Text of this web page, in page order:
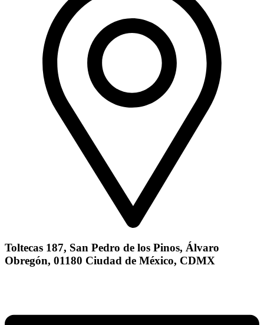
Toltecas 187, San Pedro de los Pinos, Álvaro
Obregón, 01180 Ciudad de México, CDMX